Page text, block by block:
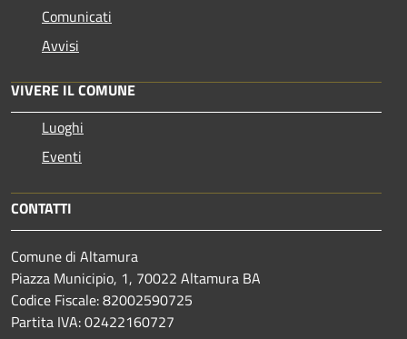
Comunicati
Avvisi
VIVERE IL COMUNE
Luoghi
Eventi
CONTATTI
Comune di Altamura
Piazza Municipio, 1, 70022 Altamura BA
Codice Fiscale: 82002590725
Partita IVA: 02422160727